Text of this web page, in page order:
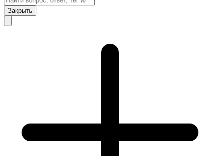
Закрыть